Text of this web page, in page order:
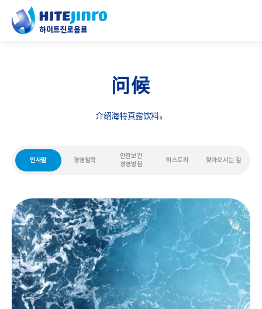
问候
介绍海特真露饮料。
인사말 경영철학
안전보건
경영방침
히스토리 찾아오시는 길